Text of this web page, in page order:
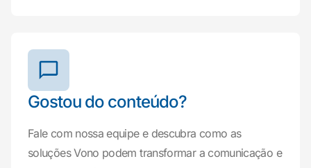
Gostou do conteúdo?
Fale com nossa equipe e descubra como as
soluções Vono podem transformar a comunicação e